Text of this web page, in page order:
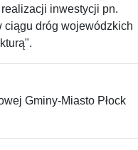
inwestycji pn.
ciągu dróg wojewódzkich
Gminy-Miasto Płock